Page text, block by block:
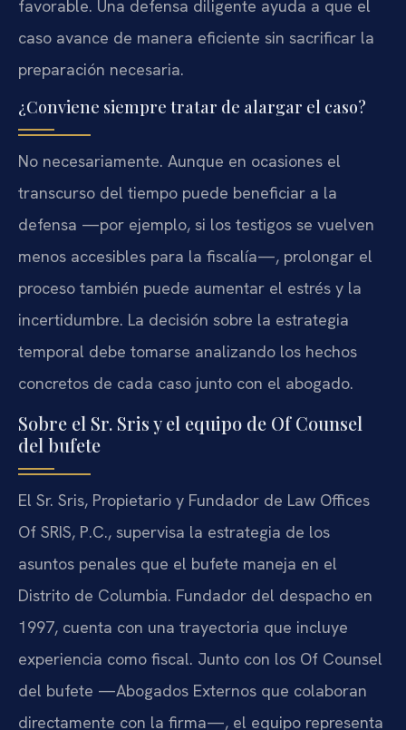
favorable. Una defensa diligente ayuda a que el
caso avance de manera eficiente sin sacrificar la
preparación necesaria.
¿Conviene siempre tratar de alargar el caso?
No necesariamente. Aunque en ocasiones el
transcurso del tiempo puede beneficiar a la
defensa —por ejemplo, si los testigos se vuelven
menos accesibles para la fiscalía—, prolongar el
proceso también puede aumentar el estrés y la
incertidumbre. La decisión sobre la estrategia
temporal debe tomarse analizando los hechos
concretos de cada caso junto con el abogado.
Sobre el Sr. Sris y el equipo de Of Counsel
del bufete
El Sr. Sris, Propietario y Fundador de Law Offices
Of SRIS, P.C., supervisa la estrategia de los
asuntos penales que el bufete maneja en el
Distrito de Columbia. Fundador del despacho en
1997, cuenta con una trayectoria que incluye
experiencia como fiscal. Junto con los Of Counsel
del bufete —Abogados Externos que colaboran
directamente con la firma—, el equipo representa